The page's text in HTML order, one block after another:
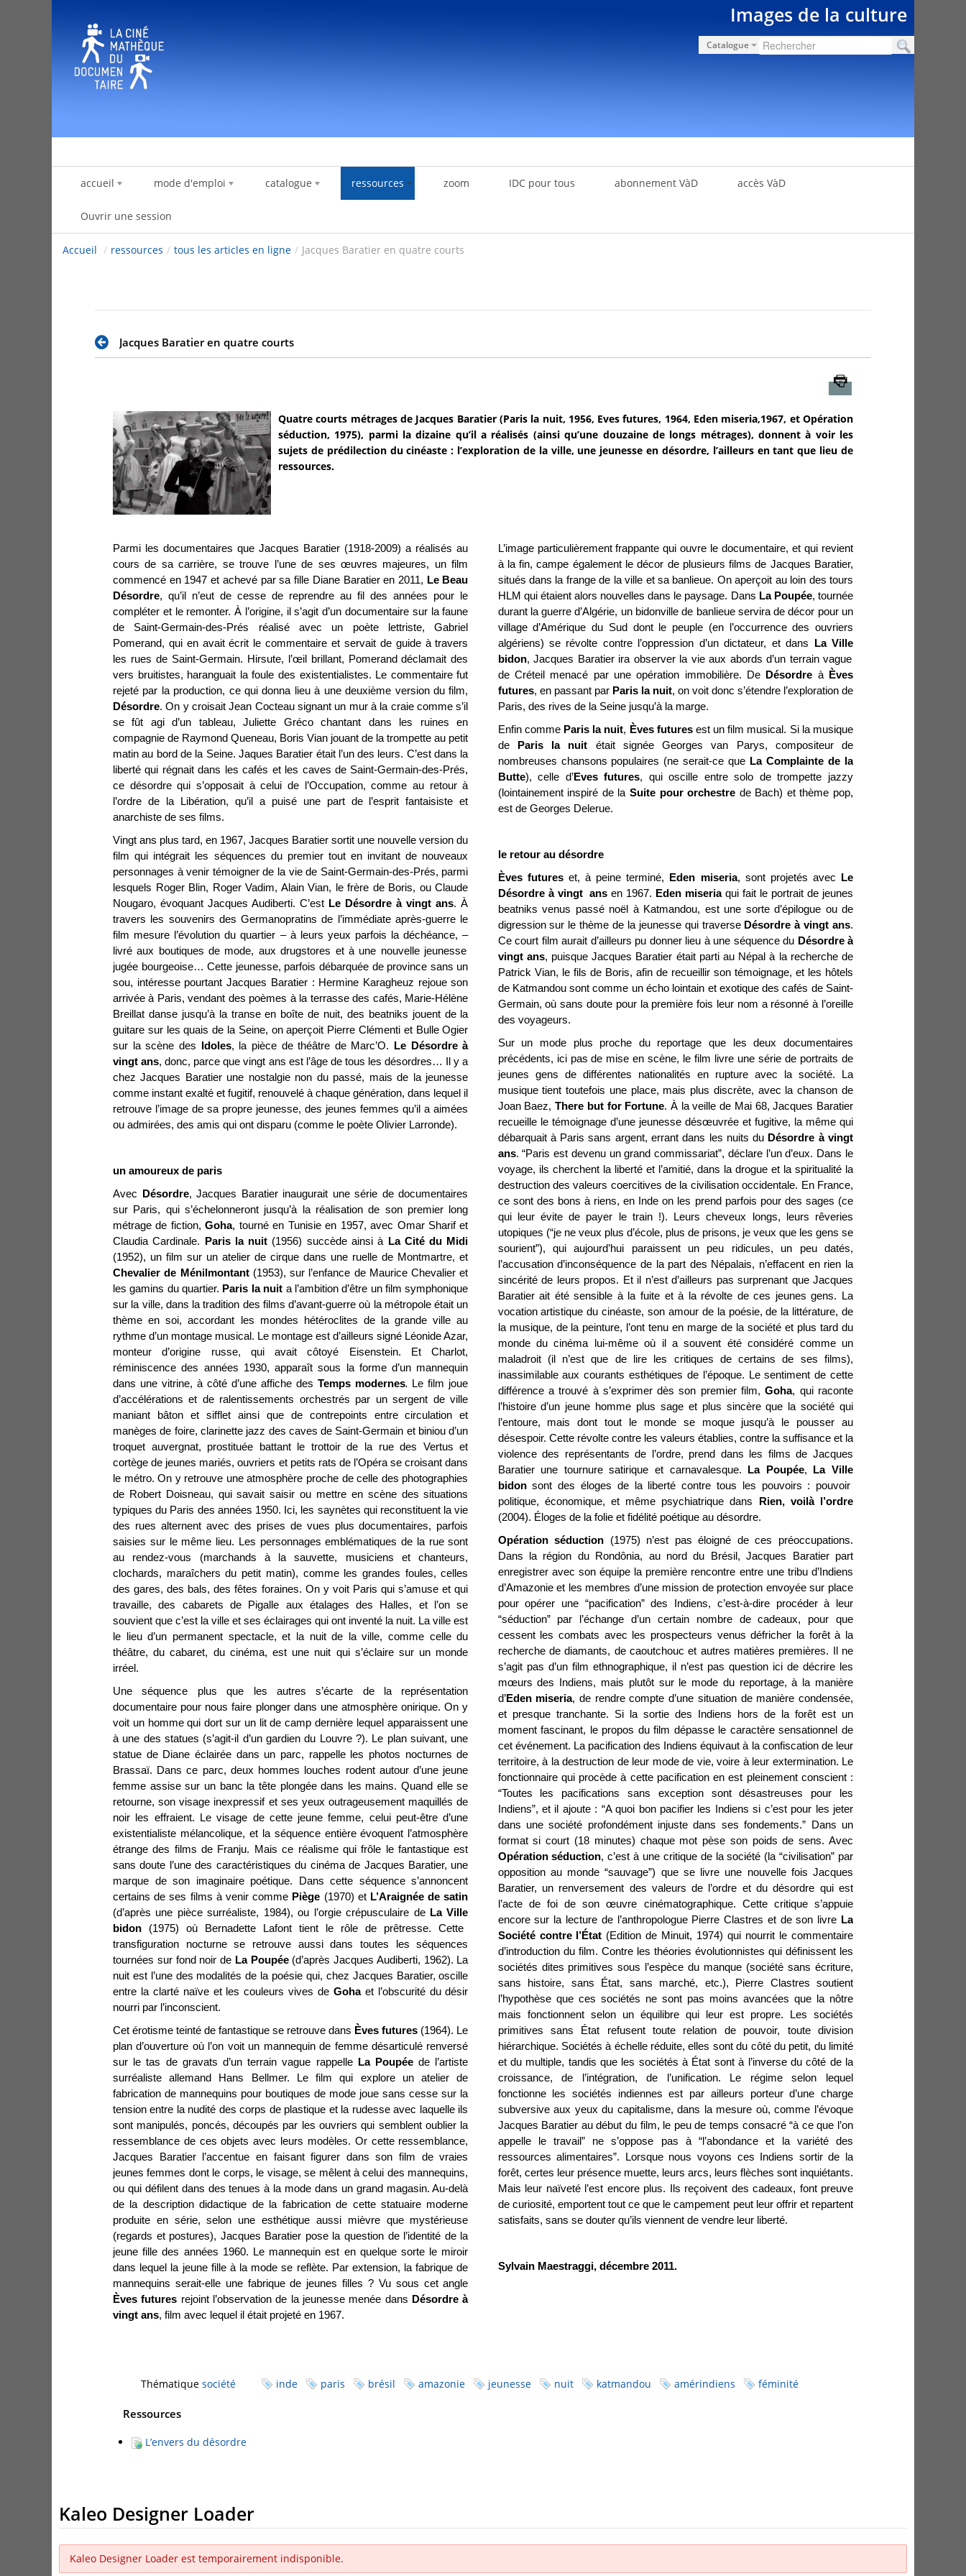
Images de la culture
Catalogue
accueil mode d'emploi catalogue ressources zoom IDC pour tous abonnement VàD accès VàD
Ouvrir une session
Accueil / ressources / tous les articles en ligne / Jacques Baratier en quatre courts
Jacques Baratier en quatre courts
Quatre courts métrages de Jacques Baratier (Paris la nuit, 1956, Eves futures, 1964, Eden miseria,1967, et Opération
séduction, 1975), parmi la dizaine qu’il a réalisés (ainsi qu’une douzaine de longs métrages), donnent à voir les
sujets de prédilection du cinéaste : l’exploration de la ville, une jeunesse en désordre, l’ailleurs en tant que lieu de
ressources.
Parmi les documentaires que Jacques Baratier (1918-2009) a réalisés au
cours de sa carrière, se trouve l’une de ses œuvres majeures, un film
commencé en 1947 et achevé par sa fille Diane Baratier en 2011, Le Beau
Désordre, qu’il n’eut de cesse de reprendre au fil des années pour le
compléter et le remonter. À l’origine, il s’agit d’un documentaire sur la faune
de Saint-Germain-des-Prés réalisé avec un poète lettriste, Gabriel
Pomerand, qui en avait écrit le commentaire et servait de guide à travers
les rues de Saint-Germain. Hirsute, l’œil brillant, Pomerand déclamait des
vers bruitistes, haranguait la foule des existentialistes. Le commentaire fut
rejeté par la production, ce qui donna lieu à une deuxième version du film,
Désordre. On y croisait Jean Cocteau signant un mur à la craie comme s’il
se fût agi d’un tableau, Juliette Gréco chantant dans les ruines en
compagnie de Raymond Queneau, Boris Vian jouant de la trompette au petit
matin au bord de la Seine. Jaques Baratier était l’un des leurs. C’est dans la
liberté qui régnait dans les cafés et les caves de Saint-Germain-des-Prés,
ce désordre qui s’opposait à celui de l’Occupation, comme au retour à
l’ordre de la Libération, qu’il a puisé une part de l’esprit fantaisiste et
anarchiste de ses films.
Vingt ans plus tard, en 1967, Jacques Baratier sortit une nouvelle version du
film qui intégrait les séquences du premier tout en invitant de nouveaux
personnages à venir témoigner de la vie de Saint-Germain-des-Prés, parmi
lesquels Roger Blin, Roger Vadim, Alain Vian, le frère de Boris, ou Claude
Nougaro, évoquant Jacques Audiberti. C’est Le Désordre à vingt ans. À
travers les souvenirs des Germanopratins de l’immédiate après-guerre le
film mesure l’évolution du quartier –à leurs yeux parfois la déchéance,–
livré aux boutiques de mode, aux drugstores et à une nouvelle jeunesse
jugée bourgeoise… Cette jeunesse, parfois débarquée de province sans un
sou, intéresse pourtant Jacques Baratier : Hermine Karagheuz rejoue son
arrivée à Paris, vendant des poèmes à la terrasse des cafés, Marie-Hélène
Breillat danse jusqu’à la transe en boîte de nuit, des beatniks jouent de la
guitare sur les quais de la Seine, on aperçoit Pierre Clémenti et Bulle Ogier
sur la scène des
Idoles, la pièce de théâtre de Marc’O.
Le Désordre à
vingt ans, donc, parce que vingt ans est l’âge de tous les désordres… Il y a
chez Jacques Baratier une nostalgie non du passé, mais de la jeunesse
comme instant exalté et fugitif, renouvelé à chaque génération, dans lequel il
retrouve l’image de sa propre jeunesse, des jeunes femmes qu’il a aimées
ou admirées, des amis qui ont disparu (comme le poète Olivier Larronde).
un amoureux de paris
Avec
Désordre, Jacques Baratier inaugurait une série de documentaires
sur Paris, qui s’échelonneront jusqu’à la réalisation de son premier long
métrage de fiction,Goha, tourné en Tunisie en 1957, avec Omar Sharif et
Claudia Cardinale.
Paris la nuit (1956) succède ainsi à La Citédu Midi
(1952), un film sur un atelier de cirque dans une ruelle de Montmartre, et
Chevalier de Ménilmontant(1953), sur l’enfance de Maurice Chevalier et
les gamins du quartier. Paris la nuit a l’ambition d’être un film symphonique
sur la ville, dans la tradition des films d’avant-guerre où la métropole était un
thème en soi, accordant les mondes hétéroclites de la grande ville au
rythme d’un montage musical. Le montage est d’ailleurs signé Léonide Azar,
monteur d’origine russe, qui avait côtoyé Eisenstein. Et Charlot,
réminiscence des années 1930, apparaît sous la forme d’un mannequin
dans une vitrine, à côté d’une affiche des Temps modernes. Le film joue
d’accélérations et de ralentissements orchestrés par un sergent de ville
maniant bâton et sifflet ainsi que de contrepoints entre circulation et
manèges de foire, clarinette jazz des caves de Saint-Germain et biniou d’un
troquet auvergnat, prostituée battant le trottoir de la rue des Vertus et
cortège de jeunes mariés, ouvriers et petits rats de l’Opéra se croisant dans
le métro. On y retrouve une atmosphère proche de celle des photographies
de Robert Doisneau, qui savait saisir ou mettre en scène des situations
typiques du Paris des années 1950. Ici, les saynètes qui reconstituent la vie
des rues alternent avec des prises de vues plus documentaires, parfois
saisies sur le même lieu. Les personnages emblématiques de la rue sont
au rendez-vous (marchands à la sauvette, musiciens et chanteurs,
clochards, maraîchers du petit matin), comme les grandes foules, celles
des gares, des bals, des fêtes foraines. On y voit Paris qui s’amuse et qui
travaille, des cabarets de Pigalle aux étalages des Halles, et l’on se
souvient que c’est la ville et ses éclairages qui ont inventé la nuit. La ville est
le lieu d’un permanent spectacle, et la nuit de la ville, comme celle du
théâtre, du cabaret, du cinéma, est une nuit qui s’éclaire sur un monde
irréel.
Une séquence plus que les autres s’écarte de la représentation
documentaire pour nous faire plonger dans une atmosphère onirique. On y
voit un homme qui dort sur un lit de camp dernière lequel apparaissent une
à une des statues (s’agit-il d’un gardien du Louvre ?). Le plan suivant, une
statue de Diane éclairée dans un parc, rappelle les photos nocturnes de
Brassaï. Dans ce parc, deux hommes louches rodent autour d’une jeune
femme assise sur un banc la tête plongée dans les mains. Quand elle se
retourne, son visage inexpressif et ses yeux outrageusement maquillés de
noir les effraient. Le visage de cette jeune femme, celui peut-être d’une
existentialiste mélancolique, et la séquence entière évoquent l’atmosphère
étrange des films de Franju. Mais ce réalisme qui frôle le fantastique est
sans doute l’une des caractéristiques du cinéma de Jacques Baratier, une
marque de son imaginaire poétique. Dans cette séquence s’annoncent
certains de ses films à venir comme Piège (1970) et L’Araignée de satin
(d’après une pièce surréaliste, 1984), ou l’orgie crépusculaire de La Ville
bidon (1975) où Bernadette Lafont tient le rôle de prêtresse. Cette
transfiguration nocturne se retrouve aussi dans toutes les séquences
tournées sur fond noir de La Poupée(d’après Jacques Audiberti, 1962). La
nuit est l’une des modalités de la poésie qui, chez Jacques Baratier, oscille
entre la clarté naïve et les couleurs vives de Gohaet l’obscurité du désir
nourri par l’inconscient.
Cet érotisme teinté de fantastique se retrouve dans Èves futures (1964). Le
plan d’ouverture où l’on voit un mannequin de femme désarticulé renversé
sur le tas de gravats d’un terrain vague rappelle
La Poupée de l’artiste
surréaliste allemand Hans Bellmer. Le film qui explore un atelier de
fabrication de mannequins pour boutiques de mode joue sans cesse sur la
tension entre la nudité des corps de plastique et la rudesse avec laquelle ils
sont manipulés, poncés, découpés par les ouvriers qui semblent oublier la
ressemblance de ces objets avec leurs modèles. Or cette ressemblance,
Jacques Baratier l’accentue en faisant figurer dans son film de vraies
jeunes femmes dont le corps, le visage, se mêlent à celui des mannequins,
ou qui défilent dans des tenues à la mode dans un grand magasin. Au-delà
de la description didactique de la fabrication de cette statuaire moderne
produite en série, selon une esthétique aussi mièvre que mystérieuse
(regards et postures), Jacques Baratier pose la question de l’identité de la
jeune fille des années 1960. Le mannequin est en quelque sorte le miroir
dans lequel la jeune fille à la mode se reflète. Par extension, la fabrique de
mannequins serait-elle une fabrique de jeunes filles ? Vu sous cet angle
Èves futures rejoint l’observation de la jeunesse menée dans Désordre à
vingt ans, film avec lequel il était projeté en 1967.
L’image particulièrement frappante qui ouvre le documentaire, et qui revient
à la fin, campe également le décor de plusieurs films de Jacques Baratier,
situés dans la frange de la ville et sa banlieue. On aperçoit au loin des tours
HLM qui étaient alors nouvelles dans le paysage. Dans La Poupée, tournée
durant la guerre d’Algérie, un bidonville de banlieue servira de décor pour un
village d’Amérique du Sud dont le peuple (en l’occurrence des ouvriers
algériens) se révolte contre l’oppression d’un dictateur, et dans
La Ville
bidon, Jacques Baratier ira observer la vie aux abords d’un terrain vague
de Créteil menacé par une opération immobilière. De
Désordre à
Èves
futures, en passant par Paris la nuit, on voit donc s’étendre l’exploration de
Paris, des rives de la Seine jusqu’à la marge.
Enfin comme Paris la nuit, Èves futuresest un film musical. Si la musique
de
Paris la nuit était signée Georges van Parys, compositeur de
nombreuses chansons populaires (ne serait-ce que La Complainte de la
Butte), celle d’Eves futures, qui oscille entre solo de trompette jazzy
(lointainement inspiré de la Suitepour orchestre de Bach) et thème pop,
est de Georges Delerue.
le retour au désordre
Èves futureset, à peine terminé, Eden miseria, sont projetés avec
Le
Désordre à vingt ans en 1967. Eden miseriaqui fait le portrait de jeunes
beatniks venus passé noël à Katmandou, est une sorte d’épilogue ou de
digression sur le thème de la jeunesse qui traverse Désordre à vingt ans.
Ce court film aurait d’ailleurs pu donner lieu à une séquence du Désordre à
vingt ans, puisque Jacques Baratier était parti au Népal à la recherche de
Patrick Vian, le fils de Boris, afin de recueillir son témoignage, et les hôtels
de Katmandou sont comme un écho lointain et exotique des cafés de Saint-
Germain, où sans doute pour la première fois leur nom a résonné à l’oreille
des voyageurs.
Sur un mode plus proche du reportage que les deux documentaires
précédents, ici pas de mise en scène, le film livre une série de portraits de
jeunes gens de différentes nationalités en rupture avec la société. La
musique tient toutefois une place, mais plus discrète, avec la chanson de
Joan Baez,There but for Fortune. À la veille de Mai 68, Jacques Baratier
recueille le témoignage d’une jeunesse désœuvrée et fugitive, la même qui
débarquait à Paris sans argent, errant dans les nuits du Désordre à vingt
ans. “Paris est devenu un grand commissariat”, déclare l’un d’eux. Dans le
voyage, ils cherchent la liberté et l’amitié, dans la drogue et la spiritualité la
destruction des valeurs coercitives de la civilisation occidentale. En France,
ce sont des bons à riens, en Inde on les prend parfois pour des sages (ce
qui leur évite de payer le train !). Leurs cheveux longs, leurs rêveries
utopiques (“je ne veux plus d’école, plus de prisons, je veux que les gens se
sourient”), qui aujourd’hui paraissent un peu ridicules, un peu datés,
l’accusation d’inconséquence de la part des Népalais, n’effacent en rien la
sincérité de leurs propos. Et il n’est d’ailleurs pas surprenant que Jacques
Baratier ait été sensible à la fuite et à la révolte de ces jeunes gens. La
vocation artistique du cinéaste, son amour de la poésie, de la littérature, de
la musique, de la peinture, l’ont tenu en marge de la société et plus tard du
monde du cinéma lui-même où il a souvent été considéré comme un
maladroit (il n’est que de lire les critiques de certains de ses films),
inassimilable aux courants esthétiques de l’époque. Le sentiment de cette
différence a trouvé à s’exprimer dès son premier film,Goha, qui raconte
l’histoire d’un jeune homme plus sage et plus sincère que la société qui
l’entoure, mais dont tout le monde se moque jusqu’à le pousser au
désespoir. Cette révolte contre les valeurs établies, contre la suffisance et la
violence des représentants de l’ordre, prend dans les films de Jacques
Baratier une tournure satirique et carnavalesque.
La Poupée,
La Ville
bidonsont des éloges de la liberté contre tous les pouvoirs : pouvoir
politique, économique, et même psychiatrique dans
Rien, voilà l’ordre
(2004). Éloges de la folie et fidélité poétique au désordre.
Opération séduction (1975) n’est pas éloigné de ces préoccupations.
Dans la région du Rondônia, au nord du Brésil, Jacques Baratier part
enregistrer avec son équipe la première rencontre entre une tribu d’Indiens
d’Amazonie et les membres d’une mission de protection envoyée sur place
pour opérer une “pacification” des Indiens, c’est-à-dire procéder à leur
“séduction” par l’échange d’un certain nombre de cadeaux, pour que
cessent les combats avec les prospecteurs venus défricher la forêt à la
recherche de diamants, de caoutchouc et autres matières premières. Il ne
s’agit pas d’un film ethnographique, il n’est pas question ici de décrire les
mœurs des Indiens, mais plutôt sur le mode du reportage, à la manière
d’Eden miseria, de rendre compte d’une situation de manière condensée,
et presque tranchante. Si la sortie des Indiens hors de la forêt est un
moment fascinant, le propos du film dépasse le caractère sensationnel de
cet événement. La pacification des Indiens équivaut à la confiscation de leur
territoire, à la destruction de leur mode de vie, voire à leur extermination. Le
fonctionnaire qui procède à cette pacification en est pleinement conscient :
“Toutes les pacifications sans exception sont désastreuses pour les
Indiens”, et il ajoute : “A quoi bon pacifier les Indiens si c’est pour les jeter
dans une société profondément injuste dans ses fondements.” Dans un
format si court (18 minutes) chaque mot pèse son poids de sens. Avec
Opération séduction, c’est à une critique de la société (la “civilisation” par
opposition au monde “sauvage”) que se livre une nouvelle fois Jacques
Baratier, un renversement des valeurs de l’ordre et du désordre qui est
l’acte de foi de son œuvre cinématographique. Cette critique s’appuie
encore sur la lecture de l’anthropologue Pierre Clastres et de son livre La
Sociétécontre l’État (Edition de Minuit, 1974) qui nourrit le commentaire
d’introduction du film. Contre les théories évolutionnistes qui définissent les
sociétés dites primitives sous l’espèce du manque (société sans écriture,
sans histoire, sans État, sans marché, etc.), Pierre Clastres soutient
l’hypothèse que ces sociétés ne sont pas moins avancées que la nôtre
mais fonctionnent selon un équilibre qui leur est propre. Les sociétés
primitives sans État refusent toute relation de pouvoir, toute division
hiérarchique. Sociétés à échelle réduite, elles sont du côté du petit, du limité
et du multiple, tandis que les sociétés à État sont à l’inverse du côté de la
croissance, de l’intégration, de l’unification. Le régime selon lequel
fonctionne les sociétés indiennes est par ailleurs porteur d’une charge
subversive aux yeux du capitalisme, dans la mesure où, comme l’évoque
Jacques Baratier au début du film, le peu de temps consacré “à ce que l’on
appelle le travail” ne s’oppose pas à “l’abondance et la variété des
ressources alimentaires”. Lorsque nous voyons ces Indiens sortir de la
forêt, certes leur présence muette, leurs arcs, leurs flèches sont inquiétants.
Mais leur naïveté l’est encore plus. Ils reçoivent des cadeaux, font preuve
de curiosité, emportent tout ce que le campement peut leur offrir et repartent
satisfaits, sans se douter qu’ils viennent de vendre leur liberté.
Sylvain Maestraggi, décembre 2011.
Thématique société inde paris brésil amazonie jeunesse nuit katmandou amérindiens féminité
Ressources
L’envers du désordre
Kaleo Designer Loader
Kaleo Designer Loader est temporairement indisponible.